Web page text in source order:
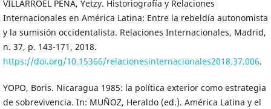
VILLARROEL PEÑA, Yetzy. Historiografía y Relaciones
Internacionales en América Latina: Entre la rebeldía autonomista
y la sumisión occidentalista. Relaciones Internacionales, Madrid,
n. 37, p. 143-171, 2018.
https://doi.org/10.15366/relacionesinternacionales2018.37.006.
YOPO, Boris. Nicaragua 1985: la política exterior como estrategia
de sobrevivencia. In: MUÑOZ, Heraldo (ed.). América Latina y el